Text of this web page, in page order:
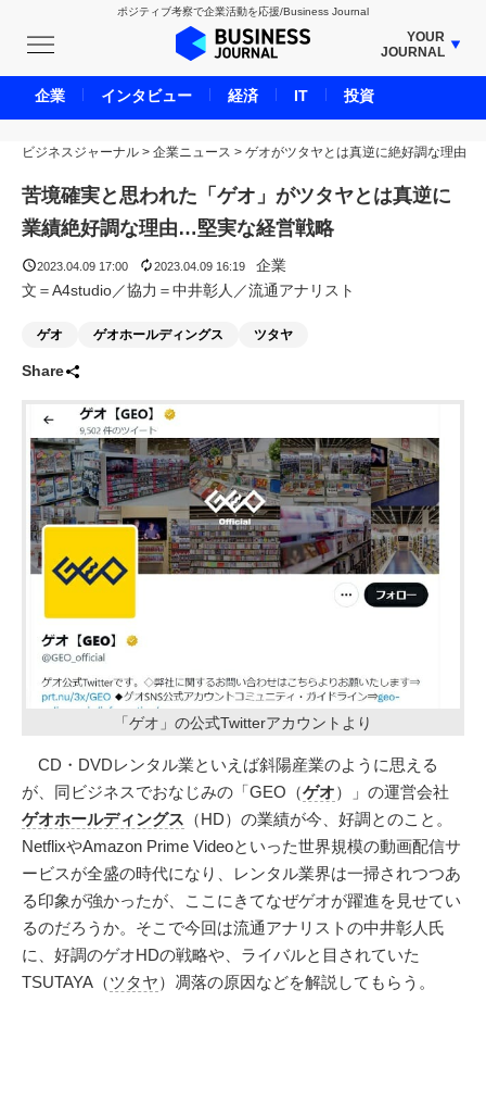
ポジティブ考察で企業活動を応援/Business Journal
YOUR
JOURNAL
BUSINESS JOURNAL
UNICORN JOURNAL
CARBON CREDITS JOURNAL
IVS JOURNAL
ENERGY MANAGEMENT JOURNAL
LIFE ENDING JOURNAL
BPaaS JOURNAL
ADOPTABLE DOG JOURNAL
ビジネスジャーナル > 企業ニュース > ゲオがツタヤとは真逆に絶好調な理由
苦境確実と思われた「ゲオ」がツタヤとは真逆に
業績絶好調な理由…堅実な経営戦略
2023.04.09 17:00 2023.04.09 16:19
企業
文＝A4studio／協力＝中井彰人／流通アナリスト
ゲオ ゲオホールディングス ツタヤ
Share
「ゲオ」の公式Twitterアカウントより
CD・DVDレンタル業といえば斜陽産業のように思える
が、同ビジネスでおなじみの「GEO（ゲオ）」の運営会社
ゲオホールディングス （HD）の業績が今、好調とのこと。
NetflixやAmazon Prime Videoといった世界規模の動画配信サ
ービスが全盛の時代になり、レンタル業界は一掃されつつあ
る印象が強かったが、ここにきてなぜゲオが躍進を見せてい
るのだろうか。そこで今回は流通アナリストの中井彰人氏
に、好調のゲオHDの戦略や、ライバルと目されていた
TSUTAYA（ツタヤ）凋落の原因などを解説してもらう。
企業 インタビュー 経済 IT 投資